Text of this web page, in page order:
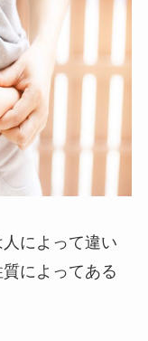
によって違い
によってある